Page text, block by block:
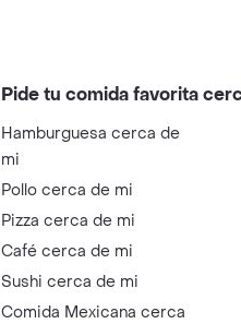
Pide tu comida favorita
Hamburguesa cerca de
mi
Pollo cerca de mi
Pizza cerca de mi
Café cerca de mi
Sushi cerca de mi
Comida Mexicana cerca